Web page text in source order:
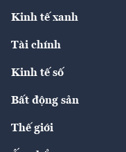
Kinh tế xanh
Diễn đàn
Tài chính
Ngân hàng
Bảo hiểm
Kinh tế số
Sản phẩm - Thị trường
Bất động sản
Chính sách
Thế giới
Kinh tế